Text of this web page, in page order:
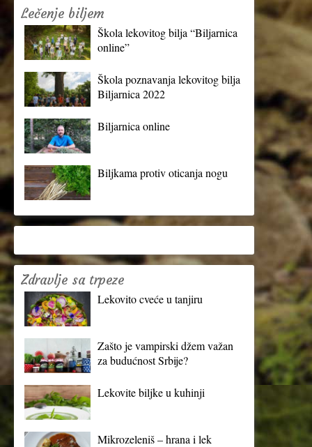
Lečenje biljem
Škola lekovitog bilja “Biljarnica
online”
Škola poznavanja lekovitog bilja
Biljarnica 2022
Biljarnica online
Biljkama protiv oticanja nogu
Zdravlje sa trpeze
Lekovito cveće u tanjiru
Zašto je vampirski džem važan
za budućnost Srbije?
Lekovite biljke u kuhinji
Mikrozeleniš – hrana i lek